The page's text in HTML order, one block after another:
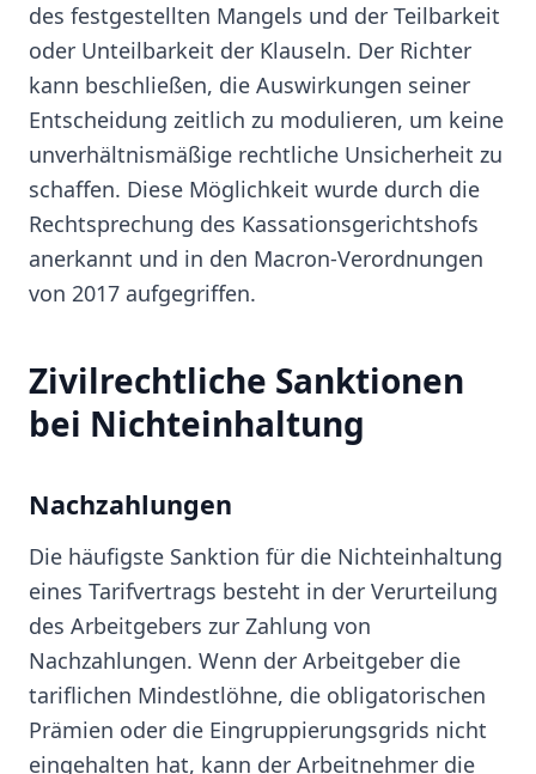
des festgestellten Mangels und der Teilbarkeit
oder Unteilbarkeit der Klauseln. Der Richter
kann beschließen, die Auswirkungen seiner
Entscheidung zeitlich zu modulieren, um keine
unverhältnismäßige rechtliche Unsicherheit zu
schaffen. Diese Möglichkeit wurde durch die
Rechtsprechung des Kassationsgerichtshofs
anerkannt und in den Macron-Verordnungen
von 2017 aufgegriffen.
Zivilrechtliche Sanktionen
bei Nichteinhaltung
Nachzahlungen
Die häufigste Sanktion für die Nichteinhaltung
eines Tarifvertrags besteht in der Verurteilung
des Arbeitgebers zur Zahlung von
Nachzahlungen. Wenn der Arbeitgeber die
tariflichen Mindestlöhne, die obligatorischen
Prämien oder die Eingruppierungsgrids nicht
eingehalten hat, kann der Arbeitnehmer die